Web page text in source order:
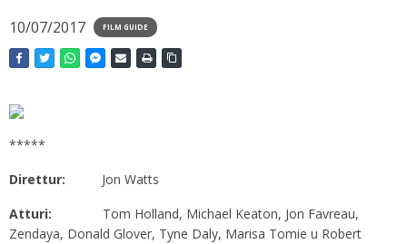
10/07/2017 FILM GUIDE
*****
Direttur:
Jon Watts
Atturi:
Tom Holland, Michael Keaton, Jon Favreau,
Zendaya, Donald Glover, Tyne Daly, Marisa Tomie u Robert